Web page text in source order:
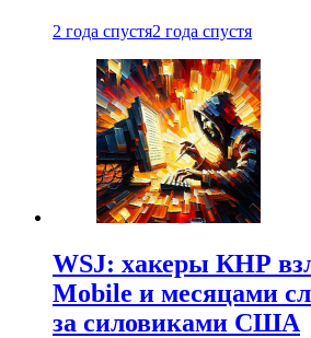
2 года спустя2 года спустя
WSJ: хакеры КНР
Mobile и месяцами
за силовиками США